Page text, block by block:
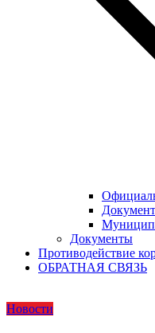
Документы
Противодействие
ОБРАТНАЯ СВЯЗЬ
Новости